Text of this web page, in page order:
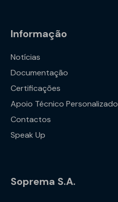
Informação
Notícias
Documentação
Certificações
Apoio Técnico Personalizado
Contactos
Speak Up
Soprema S.A.